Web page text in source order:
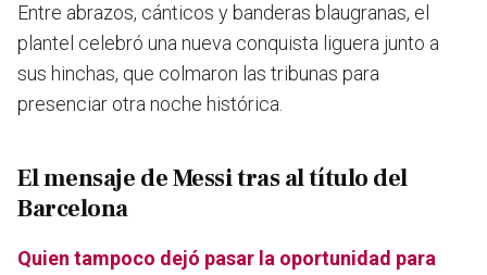
Entre abrazos, cánticos y banderas blaugranas, el
plantel celebró una nueva conquista liguera junto a
sus hinchas, que colmaron las tribunas para
presenciar otra noche histórica.
El mensaje de Messi tras al título del
Barcelona
Quien tampoco dejó pasar la oportunidad para